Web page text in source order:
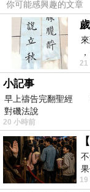
你可能感興趣的文章
21
小記事
早上禱告完翻聖經
對磯法說
20 小時前
19